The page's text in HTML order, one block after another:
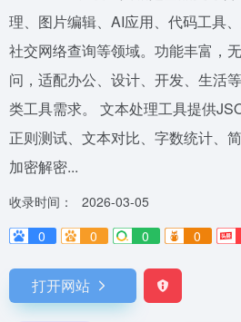
理、图片编辑、AI应用、代码工具
社交网络查询等领域。功能丰富，
问，适配办公、设计、开发、生活
类工具需求。 文本处理工具提供
正则测试、文本对比、字数统计、
加密解密...
收录时间：
2026-03-05
0
0 0 0
打开网站